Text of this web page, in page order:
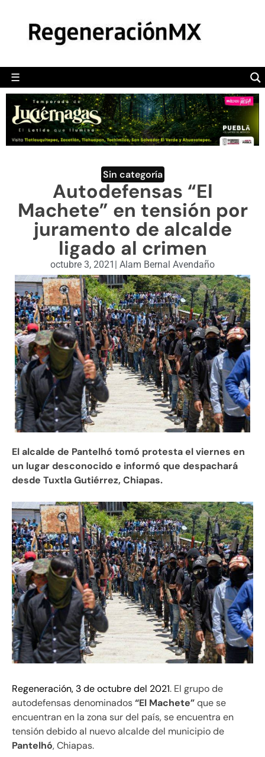
☰
POLÍTICA
CAMALEÓN
OPINIÓN
DEPORTES
ENGLISH SECTION
VIDEOS
Sin categoría
Autodefensas “El
Machete” en tensión por
juramento de alcalde
ligado al crimen
octubre 3, 2021 | Alam Bernal Avendaño
El alcalde de Pantelhó tomó protesta el viernes en
un lugar desconocido e informó que despachará
desde Tuxtla Gutiérrez, Chiapas.
Regeneración, 3 de octubre del 2021. El grupo de
autodefensas denominados“El Machete”que se
encuentran en la zona sur del país, se encuentra en
tensión debido al nuevo alcalde del municipio de
Pantelhó, Chiapas.